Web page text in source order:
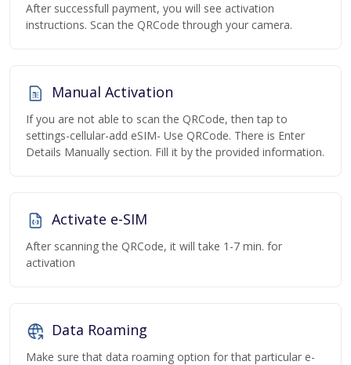
After successfull payment, you will see activation
instructions. Scan the QRCode through your camera.
Manual Activation
If you are not able to scan the QRCode, then tap to
settings-cellular-add eSIM- Use QRCode. There is Enter
Details Manually section. Fill it by the provided information.
Activate e-SIM
After scanning the QRCode, it will take 1-7 min. for
activation
Data Roaming
Make sure that data roaming option for that particular e-